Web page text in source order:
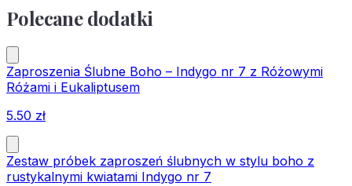
Polecane dodatki
Zaproszenia Ślubne Boho – Indygo nr 7 z Różowymi
Różami i Eukaliptusem
5.50 zł
Zestaw próbek zaproszeń ślubnych w stylu boho z
rustykalnymi kwiatami Indygo nr 7